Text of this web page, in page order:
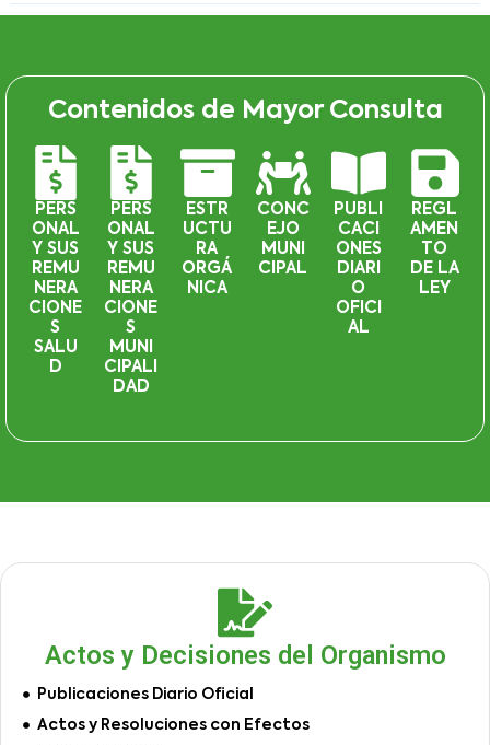
Contenidos de Mayor Consulta
PERS
ONAL
Y SUS
REMU
NERA
CIONE
S
SALU
D
PERS
ONAL
Y SUS
REMU
NERA
CIONE
S
MUNI
CIPALI
DAD
ESTR
UCTU
RA
ORGÁ
NICA
CONC
EJO
MUNI
CIPAL
PUBLI
CACI
ONES
DIARI
O
OFICI
AL
REGL
AMEN
TO
DE LA
LEY
Actos y Decisiones del Organismo
Publicaciones Diario Oficial
Actos y Resoluciones con Efectos